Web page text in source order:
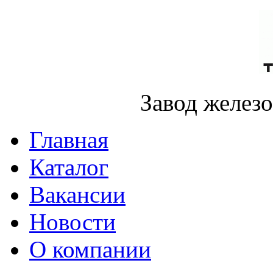
Завод
Главная
Каталог
Вакансии
Новости
О компании